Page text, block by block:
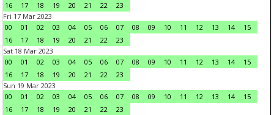
16
17 18 19 20 21 22
23
Fri 17 Mar 2023
00
01 02 03 04 05 06 07 08 09 10 11 12 13 14
15
16
17 18 19 20 21 22
23
Sat 18 Mar 2023
00
01 02 03 04 05 06 07 08 09 10 11 12 13 14
15
16
17 18 19 20 21 22
23
Sun 19 Mar 2023
00
01 02 03 04 05 06 07 08 09 10 11 12 13 14
15
16
17 18 19 20 21 22
23